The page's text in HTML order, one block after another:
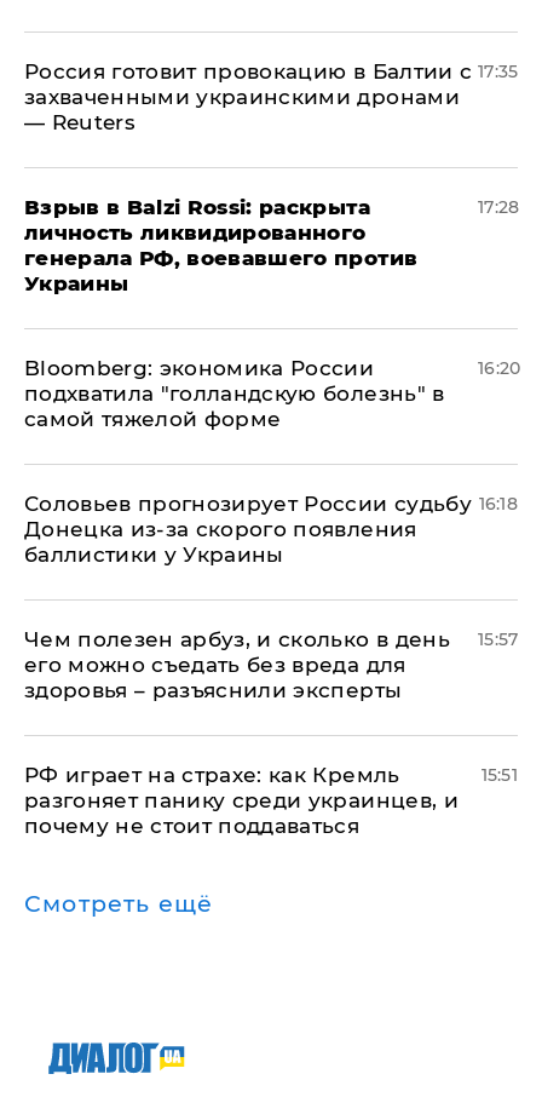
​Россия готовит провокацию в Балтии с
захваченными украинскими дронами
— Reuters
17:35
​Взрыв в Balzi Rossi: раскрыта
личность ликвидированного
генерала РФ, воевавшего против
Украины
17:28
Bloomberg: экономика России
подхватила "голландскую болезнь" в
самой тяжелой форме
16:20
Соловьев прогнозирует России судьбу
Донецка из-за скорого появления
баллистики у Украины
16:18
Чем полезен арбуз, и сколько в день
его можно съедать без вреда для
здоровья – разъяснили эксперты
15:57
РФ играет на страхе: как Кремль
разгоняет панику среди украинцев, и
почему не стоит поддаваться
15:51
Смотреть ещё